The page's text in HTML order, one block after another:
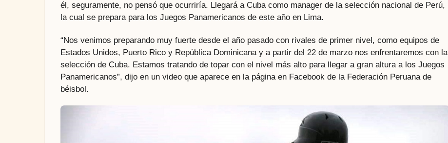
él, seguramente, no pensó que ocurriría. Llegará a Cuba como manager de la selección nacional de Perú,
la cual se prepara para los Juegos Panamericanos de este año en Lima.
“Nos venimos preparando muy fuerte desde el año pasado con rivales de primer nivel, como equipos de
Estados Unidos, Puerto Rico y República Dominicana y a partir del 22 de marzo nos enfrentaremos con la
selección de Cuba. Estamos tratando de topar con el nivel más alto para llegar a gran altura a los Juegos
Panamericanos”, dijo en un video que aparece en la página en Facebook de la Federación Peruana de
béisbol.